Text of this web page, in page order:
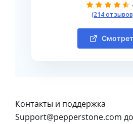
(214
Контакты и поддержка
Support@pepperstone.com